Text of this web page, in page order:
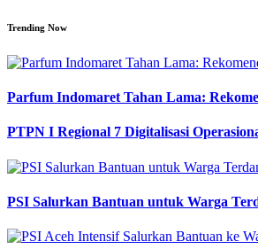
Trending Now
Parfum Indomaret Tahan Lama:
PTPN I Regional 7 Digitalisasi
PSI Salurkan Bantuan untuk Warga